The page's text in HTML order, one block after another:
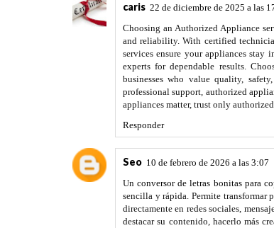
caris 22 de diciembre de 2025 a las
Choosing an Authorized Appliance
and reliability. With certified
services ensure your appliances
experts for dependable results.
businesses who value quality,
professional support, authorized
appliances matter, trust only
Responder
Seo 10 de febrero de 2026 a las 3:07
Unconversor de letras bonitas para
sencilla y rápida. Permite transformar
directamente en redes sociales,
destacar su contenido, hacerlo más